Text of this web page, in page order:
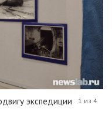
экспедиции
1 из 4